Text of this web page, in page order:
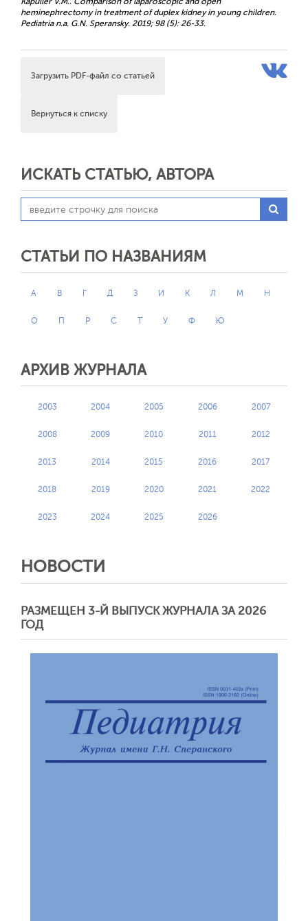
heminephrectomy in treatment of duplex kidney in young children.
Pediatria n.a. G.N. Speransky. 2019; 98 (5): 26-33.
Загрузить PDF-файл со статьей
Вернуться к списку
ИСКАТЬ СТАТЬЮ, АВТОРА
СТАТЬИ ПО НАЗВАНИЯМ
А В Г Д З И К Л М Н
О П Р С Т У Ф Ю
АРХИВ ЖУРНАЛА
2003 2004 2005 2006 2007
2008 2009 2010 2011 2012
2013 2014 2015 2016 2017
2018 2019 2020 2021 2022
2023 2024 2025 2026
НОВОСТИ
РАЗМЕЩЕН 3-Й ВЫПУСК ЖУРНАЛА ЗА 2026
ГОД
Обратная